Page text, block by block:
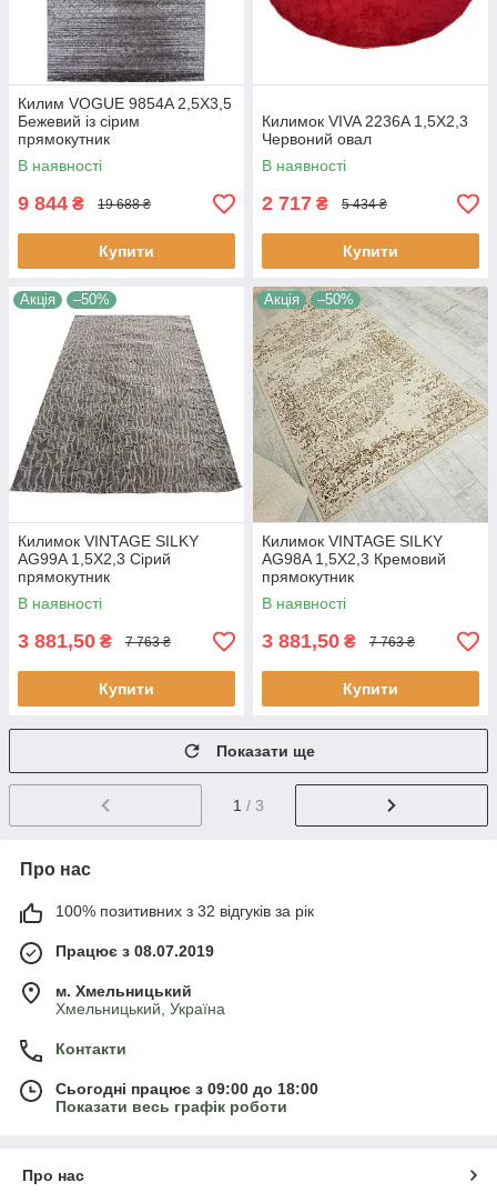
Килим VOGUE 9854A 2,5Х3,5
Бежевий із сірим
прямокутник
В наявності
9 844 ₴ 19 688 ₴
Купити
Килимок VIVA 2236A 1,5Х2,3
Червоний овал
В наявності
2 717 ₴ 5 434 ₴
Купити
Акція –50%
Килимок VINTAGE SILKY
AG99A 1,5Х2,3 Сірий
прямокутник
В наявності
3 881,50 ₴ 7 763 ₴
Купити
Акція –50%
Килимок VINTAGE SILKY
AG98A 1,5Х2,3 Кремовий
прямокутник
В наявності
3 881,50 ₴ 7 763 ₴
Купити
Показати ще
1 / 3
Про нас
100% позитивних з 32 відгуків за рік
Працює з 08.07.2019
м. Хмельницький
Хмельницький, Україна
Контакти
Сьогодні працює з 09:00 до 18:00
Показати весь графік роботи
Про нас